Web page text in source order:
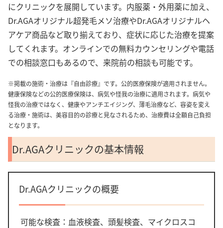
にクリニックを展開しています。内服薬・外用薬に加え、
Dr.AGAオリジナル超発毛メソ治療やDr.AGAオリジナルヘ
アケア商品など取り揃えており、症状に応じた治療を提案
してくれます。オンラインでの無料カウンセリングや電話
での相談窓口もあるので、来院前の相談も可能です。
※掲載の施術・治療は『自由診療』です。公的医療保険が適用されません。
健康保険などの公的医療保険は、病気や怪我の治療に適用されます。病気や
怪我の治療ではなく、健康やアンチエイジング、薄毛治療など、容姿を変え
る治療・施術は、美容目的の診療と見なされるため、治療費は全額自己負担
となります。
Dr.AGAクリニックの基本情報
Dr.AGAクリニックの概要
可能な検査：血液検査、頭髪検査、マイクロスコ